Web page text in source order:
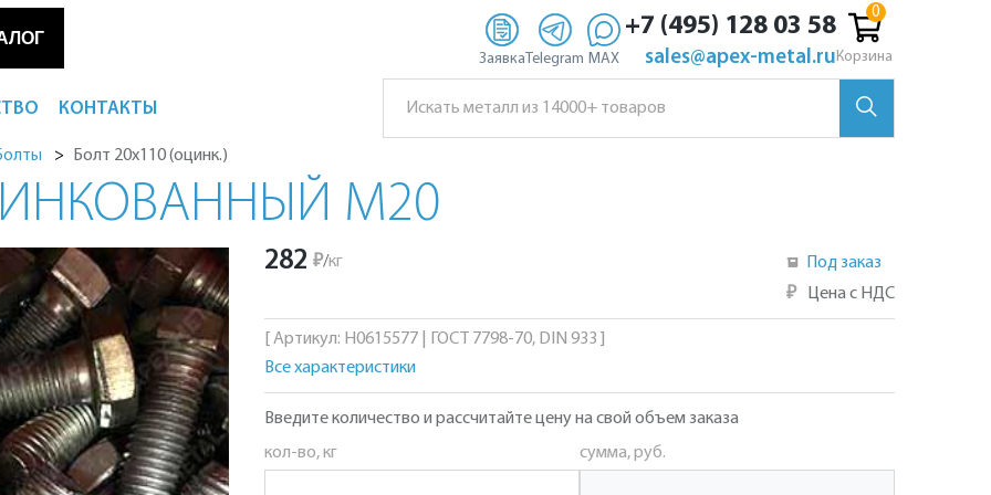
Заявка Telegram MAX
+7 (495) 128 03 58
sales@apex-metal.ru Корзина
КОНТАКТЫ
Болт 20х110 (оцинк.)
М20
282 ₽/кг
Под заказ
₽
Цена с НДС
[ Артикул: Н0615577 | ГОСТ 7798-70, DIN 933 ]
Все характеристики
Введите количество и рассчитайте цену на свой объем заказа
кол-во, кг
сумма, руб.